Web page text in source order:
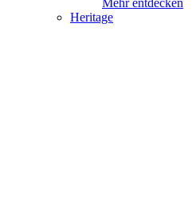
Mehr entdecken
Heritage